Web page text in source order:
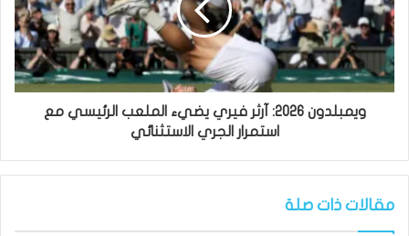
ويمبلدون 2026: آرثر فيري يضيء الملعب الرئيسي مع
استمرار الجري الاستثنائي
مقالات ذات صلة